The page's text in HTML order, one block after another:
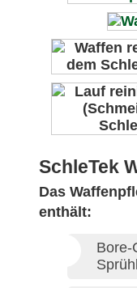
SchleTek
Das
enthält:
Bore-